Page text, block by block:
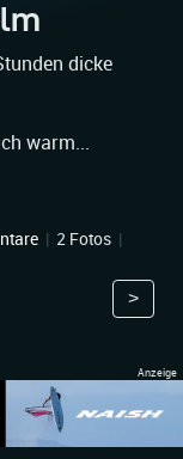
dicke
warm...
| 2 Fotos |
>